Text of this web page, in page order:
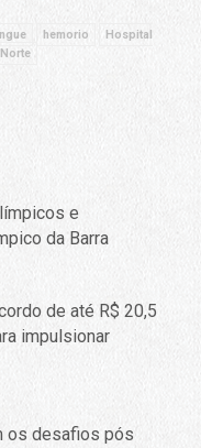
hemorio
Hospital
e
da Barra
de até R$ 20,5
impulsionar
os desafios pós